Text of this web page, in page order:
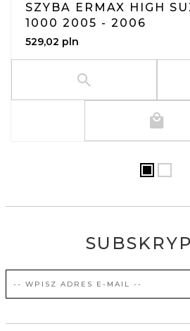
SZYBA ERMAX HIGH
1000 2005 - 2006
529,02 pln